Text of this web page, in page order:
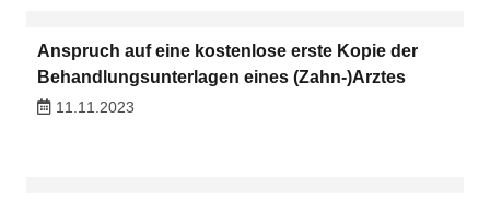
Anspruch auf eine kostenlose erste Kopie der
Behandlungsunterlagen eines (Zahn-)Arztes
11.11.2023